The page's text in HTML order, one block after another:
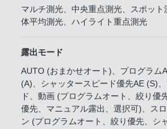
マルチ測光、中央重点測光、スポッ
体平均測光、ハイライト重点測光
露出モード
AUTO (おまかせオート)、プログラム
(A)、シャッタースピード優先AE (S)
ド、動画 (プログラムオート、絞り優
優先、マニュアル露出、選択可)、ス
ン (プログラムオート、絞り優先、シ